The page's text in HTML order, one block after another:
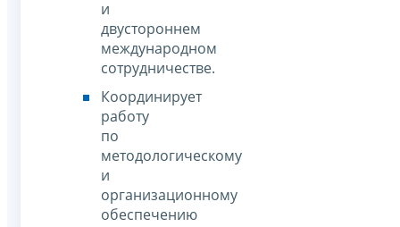
и
двустороннем
международном
сотрудничестве.
Координирует
работу
по
методологическому
и
организационному
обеспечению